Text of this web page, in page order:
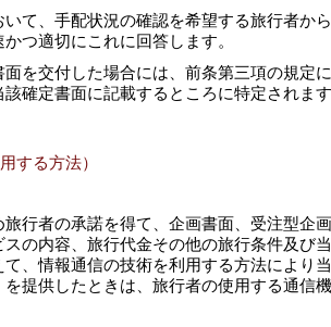
て、手配状況の確認を希望する旅行者か
つ適切にこれに回答します。
を交付した場合には、前条第三項の規定
確定書面に記載するところに特定されます
する方法）
行者の承諾を得て、企画書面、受注型企
の内容、旅行代金その他の旅行条件及び
、情報通信の技術を利用する方法により
提供したときは、旅行者の使用する通信